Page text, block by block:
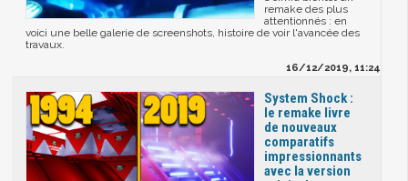
remake des plus
attentionnés : en
voici une belle galerie de screenshots, histoire de voir l'avancée des
travaux.
16/12/2019, 11:24
System Shock :
le remake livre
de nouveaux
comparatifs
impressionnants
avec la version